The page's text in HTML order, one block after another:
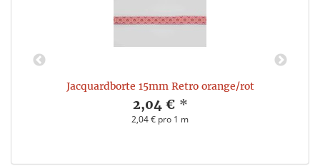
Jacquardborte 15mm Retro orange/rot
2,04 € *
2,04 € pro 1 m